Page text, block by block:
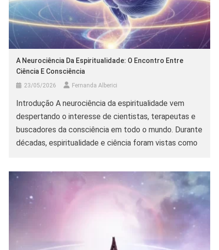
A Neurociência Da Espiritualidade: O Encontro Entre
Ciência E Consciência
23/05/2026 Fernanda Alberici
Introdução A neurociência da espiritualidade vem
despertando o interesse de cientistas, terapeutas e
buscadores da consciência em todo o mundo. Durante
décadas, espiritualidade e ciência foram vistas como
pesquisas modernas revelam algo fascinante: práticas
espirituais podem provocar mudanças reais no
cérebro, nas emoções e até na forma como